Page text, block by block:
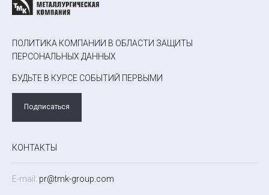
ПОЛИТИКА КОМПАНИИ В ОБЛАСТИ ЗАЩИТЫ
ПЕРСОНАЛЬНЫХ ДАННЫХ
БУДЬТЕ В КУРСЕ СОБЫТИЙ ПЕРВЫМИ
Подписаться
КОНТАКТЫ
E-mail: pr@tmk-group.com